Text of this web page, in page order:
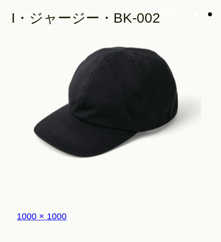
Store
I・ジャージー・BK-002
フ
ル
1000 × 1000